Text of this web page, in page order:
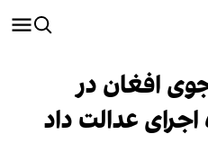
افغان در
اجرای عدالت داد